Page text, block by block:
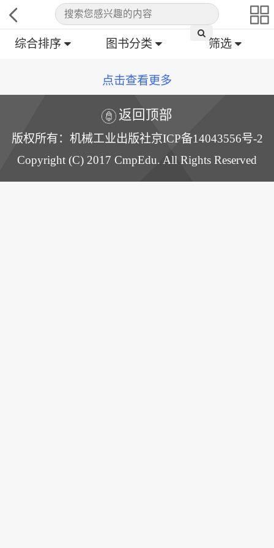
综合排序 图书分类 筛选
点击查看更多
返回顶部
版权所有：机械工业出版社京ICP备14043556号-2
Copyright (C) 2017 CmpEdu. All Rights Reserved